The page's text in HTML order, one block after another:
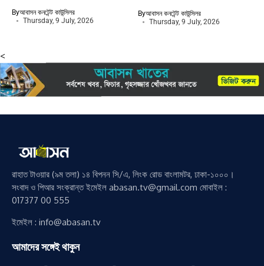
Byআবাসন কনটেন্ট কাউন্সিলর
Thursday, 9 July, 2026
Byআবাসন কনটেন্ট কাউন্সিলর
Thursday, 9 July, 2026
<
রাহাত টাওয়ার (৯ম তলা) ১৪ বিপনন সি/এ, লিংক রোড বাংলামটর, ঢাকা-১০০০।
সংবাদ ও পিআর সংক্রান্ত ইমেইল abasan.tv@gmail.com মোবাইল :
017377 00 555
ইমেইল : info@abasan.tv
আমাদের সঙ্গেই থাকুন